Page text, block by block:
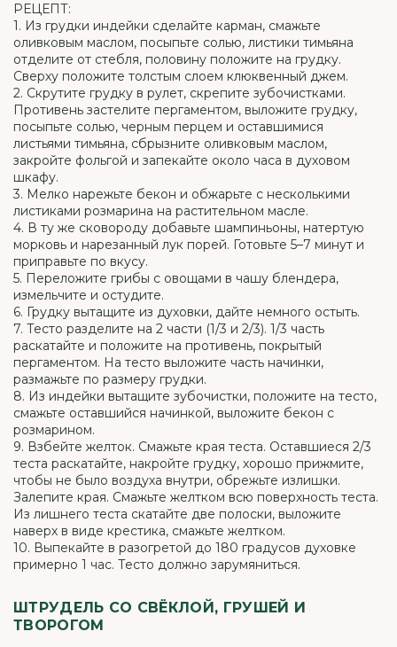
РЕЦЕПТ:
1. Из грудки индейки сделайте карман, смажьте
оливковым маслом, посыпьте солью, листики тимьяна
отделите от стебля, половину положите на грудку.
Сверху положите толстым слоем клюквенный джем.
2. Скрутите грудку в рулет, скрепите зубочистками.
Противень застелите пергаментом, выложите грудку,
посыпьте солью, черным перцем и оставшимися
листьями тимьяна, сбрызните оливковым маслом,
закройте фольгой и запекайте около часа в духовом
шкафу.
3. Мелко нарежьте бекон и обжарьте с несколькими
листиками розмарина на растительном масле.
4. В ту же сковороду добавьте шампиньоны, натертую
морковь и нарезанный лук порей. Готовьте 5–7 минут и
приправьте по вкусу.
5. Переложите грибы с овощами в чашу блендера,
измельчите и остудите.
6. Грудку вытащите из духовки, дайте немного остыть.
7. Тесто разделите на 2 части (1/3 и 2/3). 1/3 часть
раскатайте и положите на противень, покрытый
пергаментом. На тесто выложите часть начинки,
размажьте по размеру грудки.
8. Из индейки вытащите зубочистки, положите на тесто,
смажьте оставшийся начинкой, выложите бекон с
розмарином.
9. Взбейте желток. Смажьте края теста. Оставшиеся 2/3
теста раскатайте, накройте грудку, хорошо прижмите,
чтобы не было воздуха внутри, обрежьте излишки.
Залепите края. Смажьте желтком всю поверхность теста.
Из лишнего теста скатайте две полоски, выложите
наверх в виде крестика, смажьте желтком.
10. Выпекайте в разогретой до 180 градусов духовке
примерно 1 час. Тесто должно зарумяниться.
ШТРУДЕЛЬ СО СВЁКЛОЙ, ГРУШЕЙ И
ТВОРОГОМ